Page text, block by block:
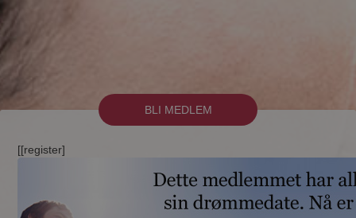
BLI MEDLEM
[[register]